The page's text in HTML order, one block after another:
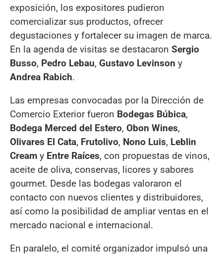
exposición, los expositores pudieron
comercializar sus productos, ofrecer
degustaciones y fortalecer su imagen de marca.
En la agenda de visitas se destacaron Sergio
Busso, Pedro Lebau, Gustavo Levinson y
Andrea Rabich.
Las empresas convocadas por la Dirección de
Comercio Exterior fueron Bodegas Búbica,
Bodega Merced del Estero, Obon Wines,
Olivares El Cata, Frutolivo, Nono Luis, Leblin
Cream y Entre Raíces, con propuestas de vinos,
aceite de oliva, conservas, licores y sabores
gourmet. Desde las bodegas valoraron el
contacto con nuevos clientes y distribuidores,
así como la posibilidad de ampliar ventas en el
mercado nacional e internacional.
En paralelo, el comité organizador impulsó una